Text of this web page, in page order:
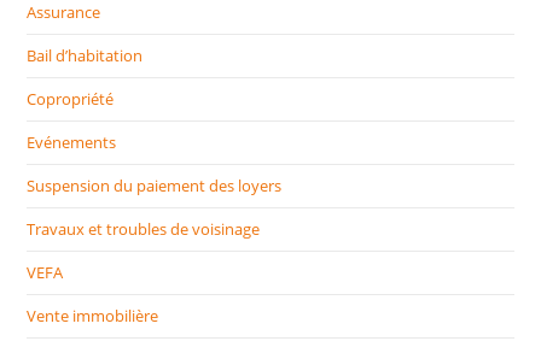
Assurance
Bail d’habitation
Copropriété
Evénements
Suspension du paiement des loyers
Travaux et troubles de voisinage
VEFA
Vente immobilière